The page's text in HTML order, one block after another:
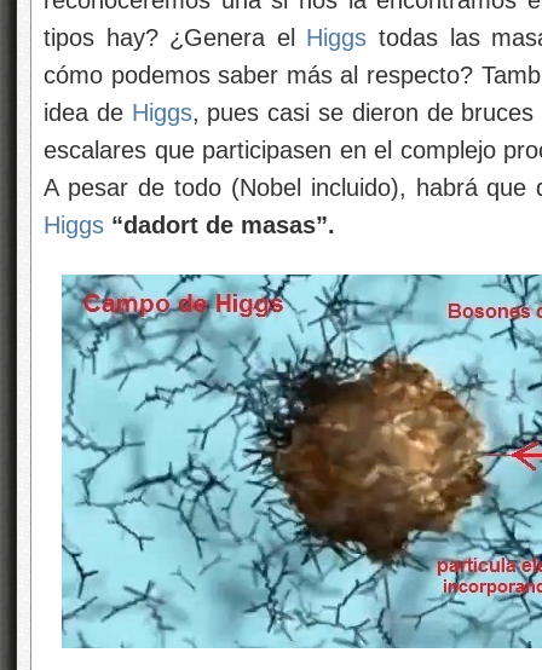
tipos hay? ¿Genera el Higgs todas las
cómo podemos saber más al respecto?
idea de Higgs, pues casi se dieron de
escalares que participasen en el complejo
A pesar de todo (Nobel incluido), habrá que
Higgs “dadort de masas”.